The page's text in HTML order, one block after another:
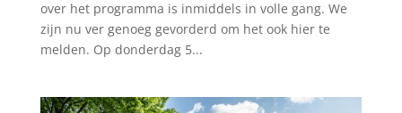
over het programma is inmiddels in volle gang. We
zijn nu ver genoeg gevorderd om het ook hier te
melden. Op donderdag 5...